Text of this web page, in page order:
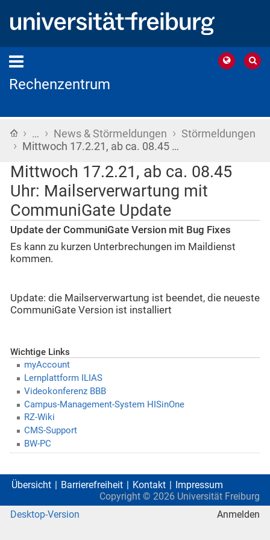
Rechenzentrum
Startseite
› … › News & Störmeldungen › Störmeldungen
› Mittwoch 17.2.21, ab ca. 08.45 …
Mittwoch 17.2.21, ab ca. 08.45
Uhr: Mailserverwartung mit
CommuniGate Update
Update der CommuniGate Version mit Bug Fixes
Es kann zu kurzen Unterbrechungen im Maildienst
kommen.
Update: die Mailserverwartung ist beendet, die neueste
CommuniGate Version ist installiert
Wichtige Links
myAccount
Lernplattform ILIAS
Videokonferenz BBB
Campus-Management-System HISinOne
RZ-Wiki
CMS-Support
BW-PC
Übersicht Barrierefreiheit Kontakt
Impressum
Copyright © 2026 Universität Freiburg
Desktop-Version
Anmelden